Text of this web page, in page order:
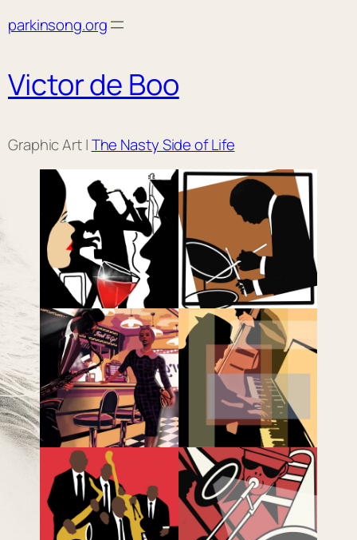
toparkinsong.org
Victor de Boo
Graphic Art |The Nasty Side of Life